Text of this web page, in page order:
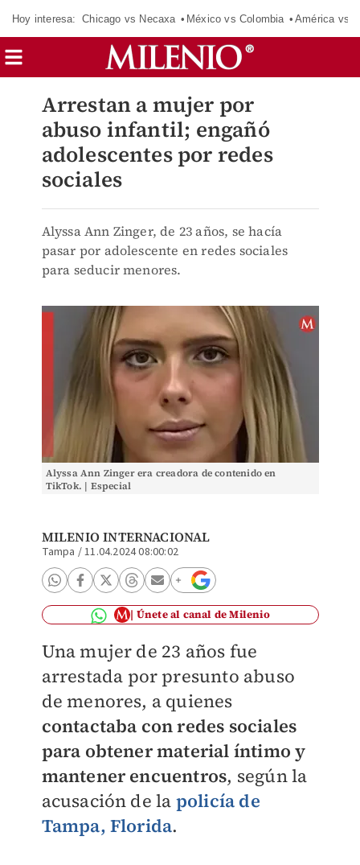
Hoy interesa: Chicago vs Necaxa México vs Colombia América vs
Arrestan a mujer por
abuso infantil; engañó
adolescentes por redes
sociales
Alyssa Ann Zinger, de 23 años, se hacía
pasar por adolescente en redes sociales
para seducir menores.
Alyssa Ann Zinger era creadora de contenido en
TikTok. | Especial
MILENIO INTERNACIONAL
Tampa /11.04.2024 08:00:02
Únete al canal de Milenio
Una mujer de 23 años fue
arrestada por presunto abuso
de menores, a quienes
contactaba con redes sociales
para obtener material íntimo y
mantener encuentros, según la
acusación de la policía de
Tampa, Florida.